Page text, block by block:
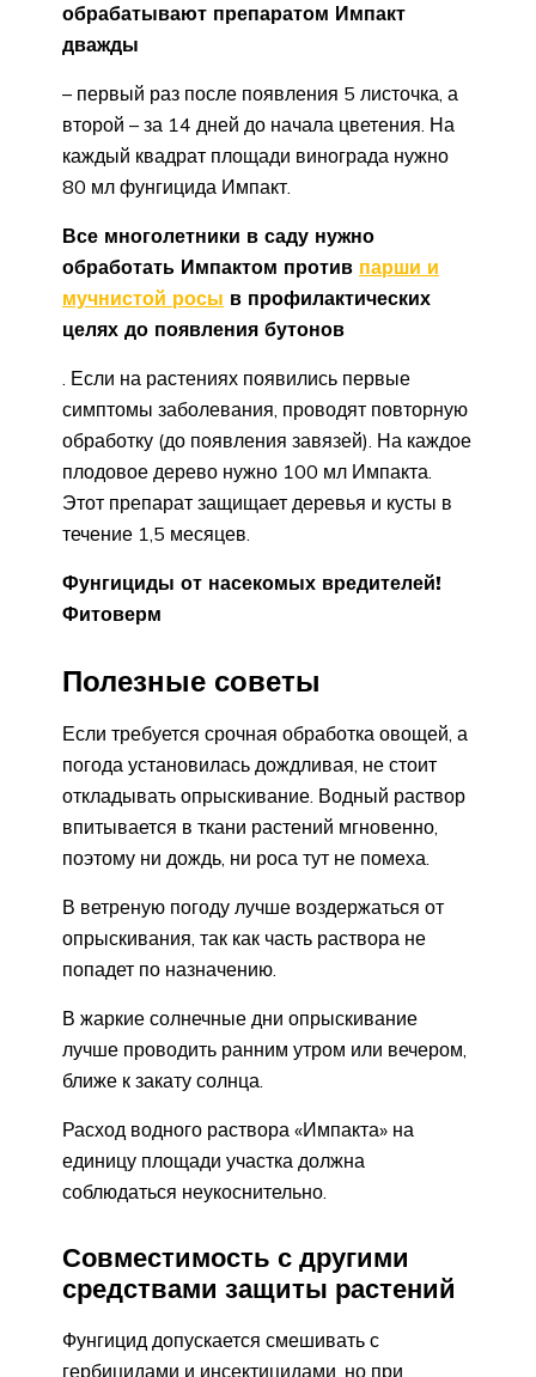
обрабатывают препаратом Импакт
дважды
– первый раз после появления 5 листочка, а
второй – за 14 дней до начала цветения. На
каждый квадрат площади винограда нужно
80 мл фунгицида Импакт.
Все многолетники в саду нужно
обработать Импактом против парши и
мучнистой росы в профилактических
целях до появления бутонов
. Если на растениях появились первые
симптомы заболевания, проводят повторную
обработку (до появления завязей). На каждое
плодовое дерево нужно 100 мл Импакта.
Этот препарат защищает деревья и кусты в
течение 1,5 месяцев.
Фунгициды от насекомых вредителей!
Фитоверм
Полезные советы
Если требуется срочная обработка овощей, а
погода установилась дождливая, не стоит
откладывать опрыскивание. Водный раствор
впитывается в ткани растений мгновенно,
поэтому ни дождь, ни роса тут не помеха.
В ветреную погоду лучше воздержаться от
опрыскивания, так как часть раствора не
попадет по назначению.
В жаркие солнечные дни опрыскивание
лучше проводить ранним утром или вечером,
ближе к закату солнца.
Расход водного раствора «Импакта» на
единицу площади участка должна
соблюдаться неукоснительно.
Совместимость с другими
средствами защиты растений
Фунгицид допускается смешивать с
гербицидами и инсектицидами, но при